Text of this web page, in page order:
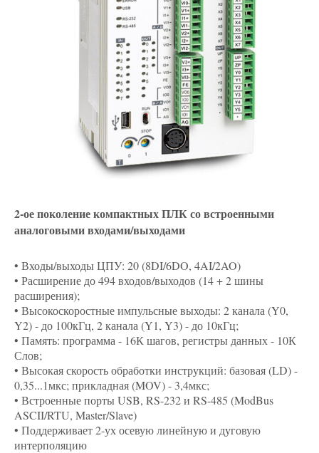
2-ое поколение компактных ПЛК со встроенными
аналоговыми входами/выходами
• Входы/выходы ЦПУ: 20 (8DI/6DO, 4AI/2AO)
• Расширение до 494 входов/выходов (14 + 2 шины
расширения);
• Высокоскоростные импульсные выходы: 2 канала (Y0,
Y2) - до 100кГц, 2 канала (Y1, Y3) - до 10кГц;
• Память: программа - 16К шагов, регистры данных - 10К
Слов;
• Высокая скорость обработки инструкций: базовая (LD) -
0,35...1мкс; прикладная (MOV) - 3,4мкс;
• Встроенные порты USB, RS-232 и RS-485 (ModBus
ASCII/RTU, Master/Slave)
• Поддерживает 2-ух осевую линейную и дуговую
интерполяцию